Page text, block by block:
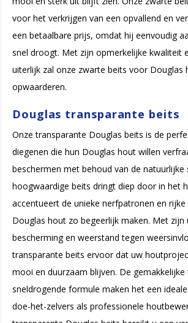
voor het verkrijgen van een opvallend en
een betaalbare prijs, omdat hij eenvoudig
snel droogt. Met zijn opmerkelijke kwaliteit
uiterlijk zal onze zwarte beits voor Douglas
opwaarderen.
Douglas transparante beits
Onze transparante Douglas beits is de
diegenen die hun Douglas hout willen
beschermen met behoud van de natuurlijke
hoogwaardige beits dringt diep door in het
accentueert de unieke nerfpatronen en
Douglas hout zo begeerlijk maken. Met zijn
bescherming en weerstand tegen
transparante beits ervoor dat uw
mooi en duurzaam blijven. De gemakkelijke
sneldrogende formule maken het een
doe-het-zelvers als professionele